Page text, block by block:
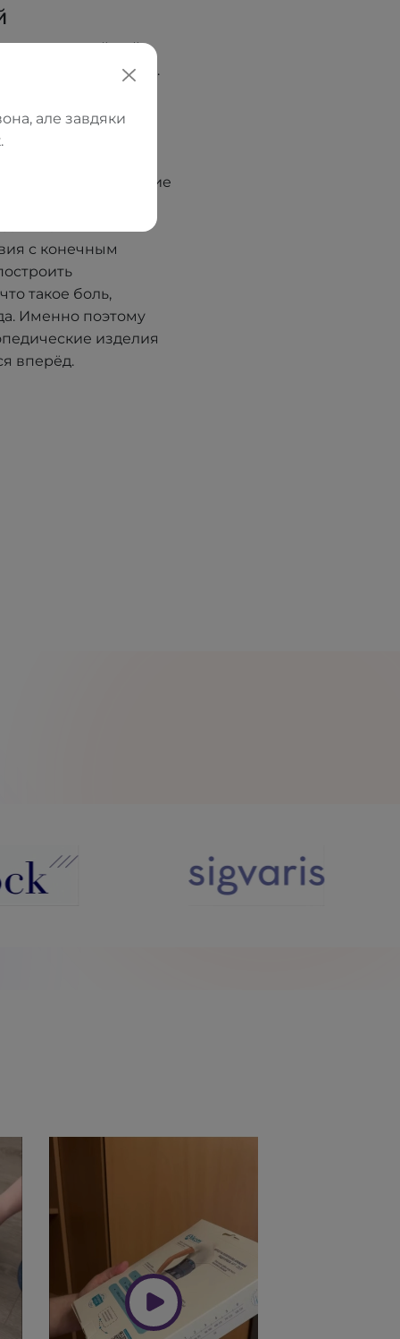
и идейный
салонов ORTOS.
образование,
а как место, где
В 2012 году, имея
LLC
принял решение
Благодаря
с конечным
такое боль,
Именно поэтому
изделия
вперёд.
але завдяки